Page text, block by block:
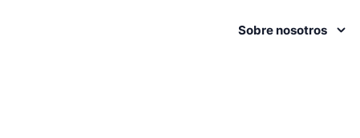
Sobre nosotros